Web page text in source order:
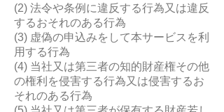
(2) 法令や条例に違反する行為又は違反
するおそれのある行為
(3) 虚偽の申込みをして本サービスを利
用する行為
(4) 当社又は第三者の知的財産権その他
の権利を侵害する行為又は侵害するお
それのある行為